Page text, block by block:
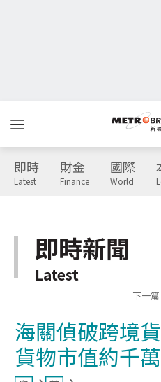
即時
Latest
財金
Finance
國際
World
即時新聞
Latest
下一篇
海關偵破跨境
貨物市值約千